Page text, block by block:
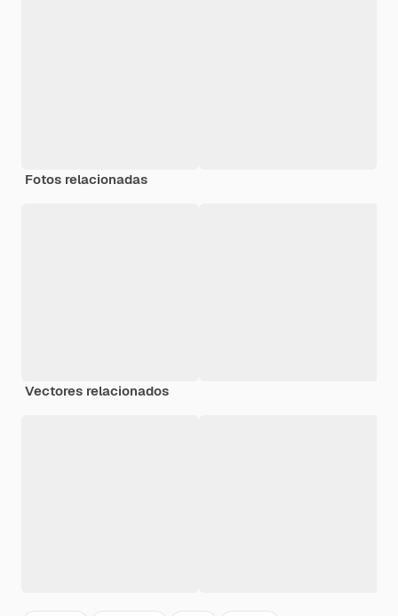
Fotos relacionadas
Vectores relacionados